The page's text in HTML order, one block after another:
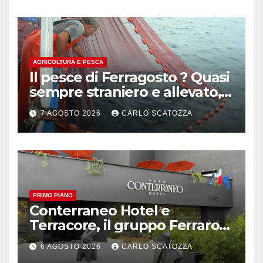
AGRICOLTURA E PESCA
Il pesce di Ferragosto ? Quasi
sempre straniero e allevato,
in sofferenza
7 AGOSTO 2026 CARLO SCATOZZA
PRIMO PIANO
Conterraneo Hotel e
Terracore, il gruppo Ferraro
amplia l’ ospitalità e il gusto
alle porte di Caserta
6 AGOSTO 2026 CARLO SCATOZZA